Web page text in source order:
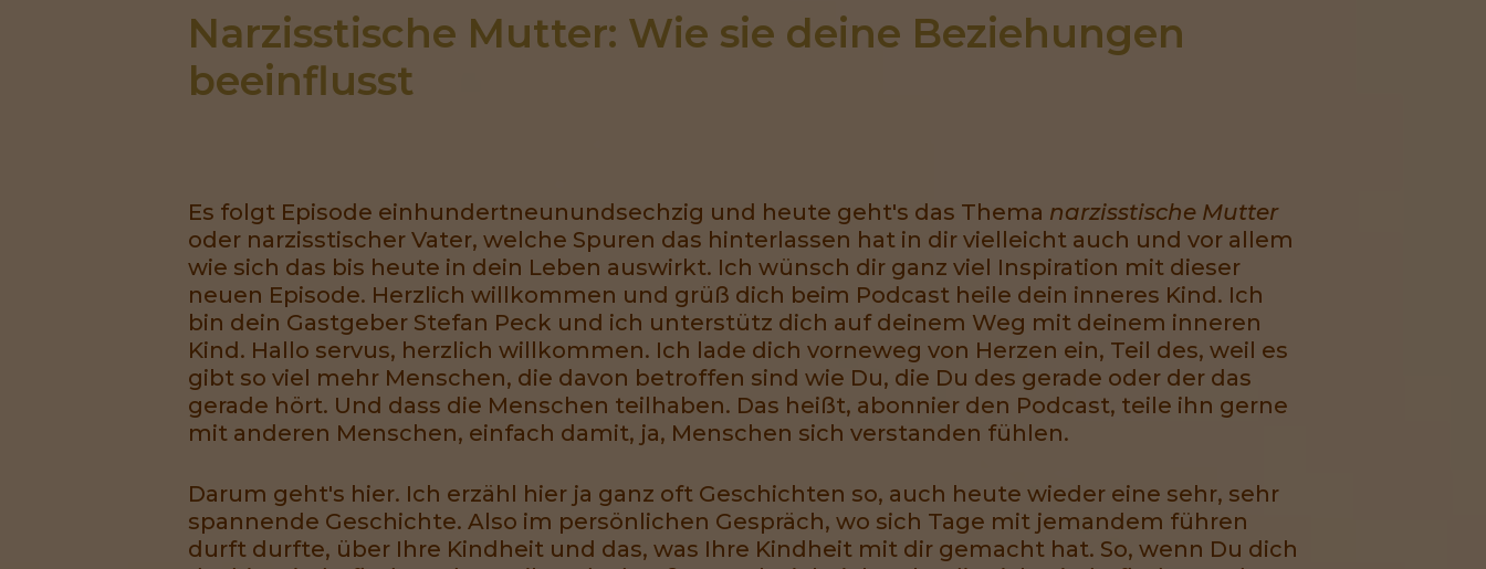
Narzisstische Mutter: Wie sie deine Beziehungen
beeinflusst
Es folgt Episode einhundertneunundsechzig und heute geht's das Thema narzisstische Mutter
oder narzisstischer Vater, welche Spuren das hinterlassen hat in dir vielleicht auch und vor allem
wie sich das bis heute in dein Leben auswirkt. Ich wünsch dir ganz viel Inspiration mit dieser
neuen Episode. Herzlich willkommen und grüß dich beim Podcast heile dein inneres Kind. Ich
bin dein Gastgeber Stefan Peck und ich unterstütz dich auf deinem Weg mit deinem inneren
Kind. Hallo servus, herzlich willkommen. Ich lade dich vorneweg von Herzen ein, Teil des, weil es
gibt so viel mehr Menschen, die davon betroffen sind wie Du, die Du des gerade oder der das
gerade hört. Und dass die Menschen teilhaben. Das heißt, abonnier den Podcast, teile ihn gerne
mit anderen Menschen, einfach damit, ja, Menschen sich verstanden fühlen.
Darum geht's hier. Ich erzähl hier ja ganz oft Geschichten so, auch heute wieder eine sehr, sehr
spannende Geschichte. Also im persönlichen Gespräch, wo sich Tage mit jemandem führen
durft durfte, über Ihre Kindheit und das, was Ihre Kindheit mit dir gemacht hat. So, wenn Du dich